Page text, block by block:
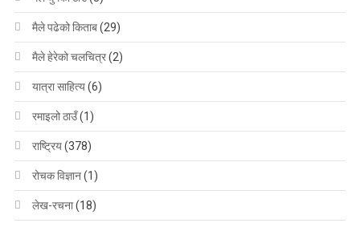
मैले पढेको किताब(29)
मैले हेरेको चलचित्र(2)
यात्रा साहित्य(6)
रमाइलो ठाउँ(1)
राष्ट्रिय(378)
रोचक विज्ञान(1)
लेख-रचना(18)